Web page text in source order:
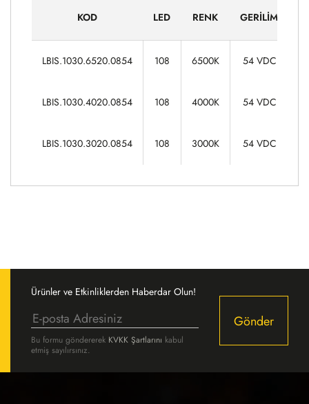
KOD LED RENK GERILIM
LBIS.1030.6520.0854 108 6500K 54 VDC
LBIS.1030.4020.0854 108 4000K 54 VDC
LBIS.1030.3020.0854 108 3000K 54 VDC
Ürünler ve Etkinliklerden Haberdar Olun!
Bu formu göndererek KVKK Şartlarını kabul
etmiş sayılırsınız.
Gönder